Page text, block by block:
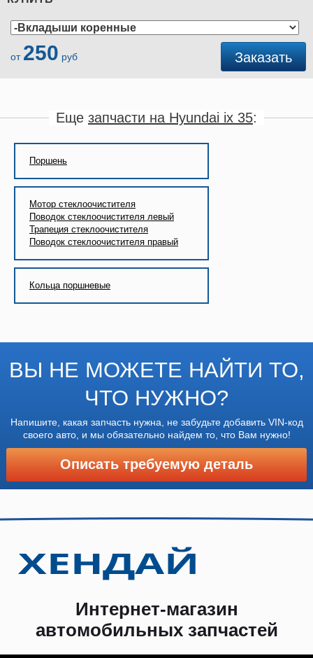
от 250 руб Заказать
Еще запчасти на Hyundai ix 35:
Поршень
Мотор стеклоочистителя
Поводок стеклоочистителя левый
Трапеция стеклоочистителя
Поводок стеклоочистителя правый
Кольца поршневые
ВЫ НЕ МОЖЕТЕ НАЙТИ ТО,
ЧТО НУЖНО?
Напишите, какая запчасть нужна, не забудьте добавить VIN-код
своего авто, и мы обязательно найдем то, что Вам нужно!
Описать требуемую деталь
Интернет-магазин
автомобильных запчастей